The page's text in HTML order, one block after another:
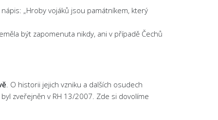
„Hroby vojáků jsou památníkem, který
být zapomenuta nikdy, ani v případě Čechů
. O historii jejich vzniku a dalších osudech
zveřejněn v RH 13/2007. Zde si dovolíme